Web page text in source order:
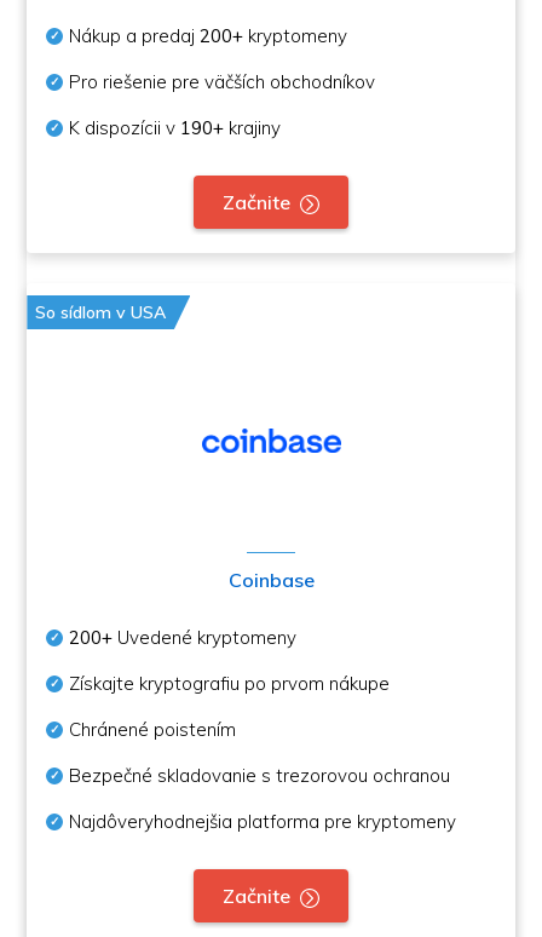
Nákup a predaj200+ kryptomeny
Pro riešenie pre väčších obchodníkov
K dispozícii v 190+ krajiny
Začnite
So sídlom v USA
Coinbase
200+ Uvedené kryptomeny
Získajte kryptografiu po prvom nákupe
Chránené poistením
Bezpečné skladovanie s trezorovou ochranou
Najdôveryhodnejšia platforma pre kryptomeny
Začnite